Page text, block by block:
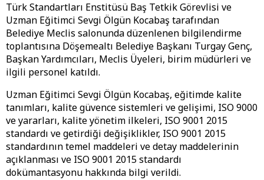
Türk Standartları Enstitüsü Baş Tetkik Görevlisi ve
Uzman Eğitimci Sevgi Ölgün Kocabaş tarafından
Belediye Meclis salonunda düzenlenen bilgilendirme
toplantısına Döşemealtı Belediye Başkanı Turgay Genç,
Başkan Yardımcıları, Meclis Üyeleri, birim müdürleri ve
ilgili personel katıldı.
Uzman Eğitimci Sevgi Ölgün Kocabaş, eğitimde kalite
tanımları, kalite güvence sistemleri ve gelişimi, ISO 9000
ve yararları, kalite yönetim ilkeleri, ISO 9001 2015
standardı ve getirdiği değişiklikler, ISO 9001 2015
standardının temel maddeleri ve detay maddelerinin
açıklanması ve ISO 9001 2015 standardı
dokümantasyonu hakkında bilgi verildi.